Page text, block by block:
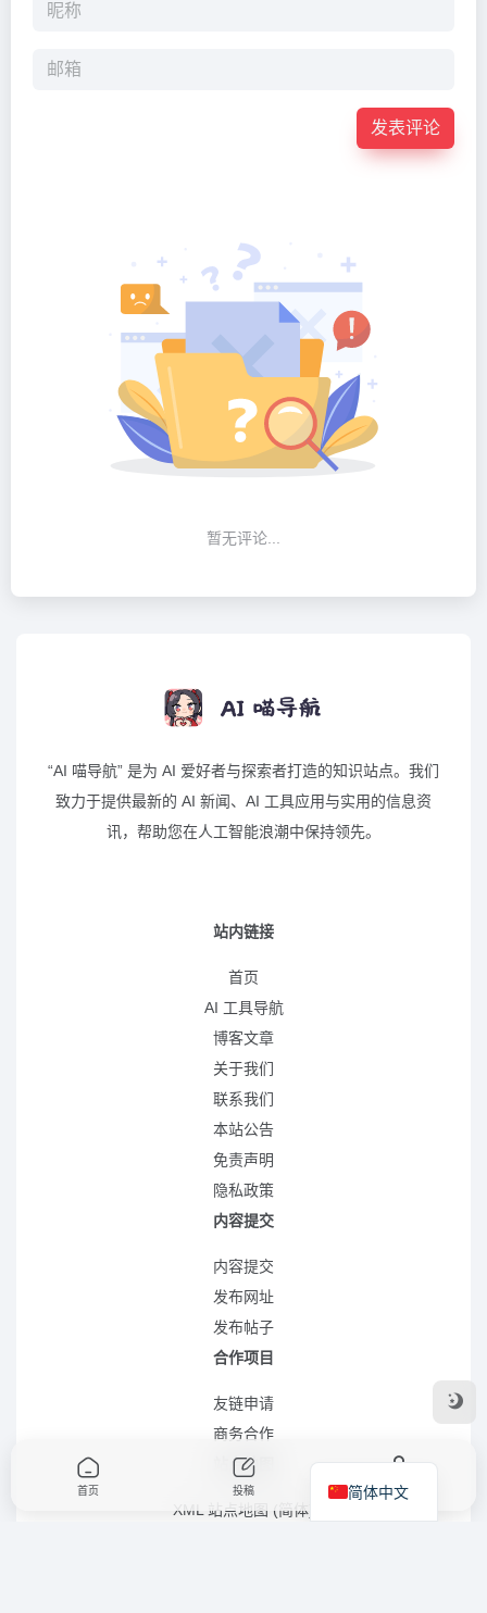
发表评论
暂无评论...
“AI 喵导航” 是为 AI 爱好者与探索者打造的知识站点。我们
致力于提供最新的 AI 新闻、AI 工具应用与实用的信息资
讯，帮助您在人工智能浪潮中保持领先。
站内链接
首页
AI 工具导航
博客文章
关于我们
联系我们
本站公告
免责声明
隐私政策
内容提交
内容提交
发布网址
发布帖子
合作项目
友链申请
商务合作
站点地图
XML 站点地图 (简体)
首页 投稿 我的
简体中文